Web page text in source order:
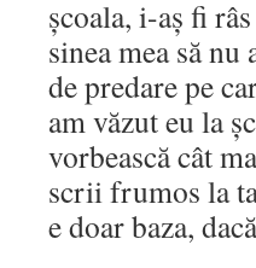
școala, i-aș fi
sinea mea să
de predare pe
am văzut eu la
vorbească cât
scrii frumos la
e doar baza,